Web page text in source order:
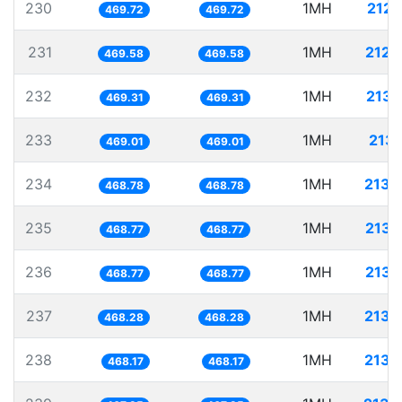
230 469.72 469.72 1MH
231 469.58 469.58 1MH
232 469.31 469.31 1MH
233 469.01 469.01 1MH
234 468.78 468.78 1MH
235 468.77 468.77 1MH
236 468.77 468.77 1MH
237 468.28 468.28 1MH
238 468.17 468.17 1MH